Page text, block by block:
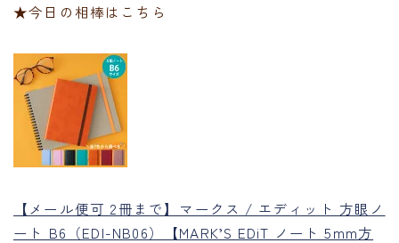
★今日の相棒はこちら
【メール便可 2冊まで】マークス / エディット 方眼ノ
ート B6（EDI-NB06）【MARK’S EDiT ノート 5mm方